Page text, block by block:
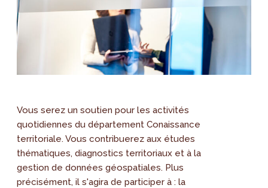
Vous serez un soutien pour les activités
quotidiennes du département Conaissance
territoriale. Vous contribuerez aux études
thématiques, diagnostics territoriaux et à la
gestion de données géospatiales. Plus
précisément, il s'agira de participer à : la